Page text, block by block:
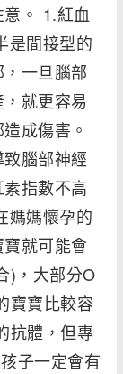
。 1.紅血
是間接型的
一旦腦部
就更容易
成傷害。
腦部神經
指數不高
媽媽懷孕的
就可能會
)，大部分O
寶寶比較容
抗體，但專
子一定會有